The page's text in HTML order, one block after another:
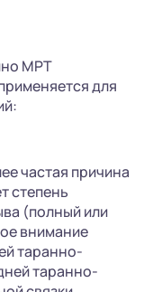
МРТ
для
частая причина
степень
(полный или
внимание
таранно-
таранно-